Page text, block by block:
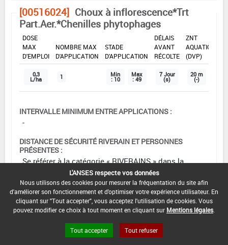
[00516024] Choux à inflorescence*Trt
Part.Aer.*Chenilles phytophages
DOSE
MAX
D'EMPLOI
NOMBRE MAX
D'APPLICATION
STADE
D'APPLICATION
DÉLAIS
AVANT
RÉCOLTE
ZNT
AQUATIQUE
(DVP)
0,3
L/ha 1 Min
: 10
Max
: 49
7 Jour
(s)
20 m
(-)
INTERVALLE MINIMUM ENTRE APPLICATIONS :
-
DISTANCE DE SÉCURITÉ RIVERAIN ET PERSONNES
PRÉSENTES :
Se référer à la catégorie « RIVERAINS » dans la
rubrique « conditions d'emploi générales » ci-dessus.
En l'absence de distance de sécurité riverains fixée
dans l'AMM, l'arrêté du 4 mai 2017 relatif à la mise sur
le marché et à l'utilisation des produits
phytopharmaceutiques et de leurs adjuvants visés à
l'article L. 253-1 du code rural et de la pêche maritime
L'ANSES respecte vos données
Nous utilisons des cookies pour mesurer la fréquentation du site afin
d'améliorer son fonctionnement et d'optimiser votre expérience utilisateur. En
cliquant sur "Tout accepter", vous acceptez l'utilisation de cookies. Vous
pouvez modifier ce choix à tout moment en cliquant sur Mentions légales
Tout accepter Tout refuser